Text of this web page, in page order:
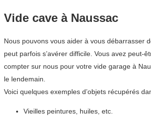
Vide cave à Naussac
Nous pouvons vous aider à vous débarrasser
peut parfois s’avérer difficile. Vous avez
compter sur nous pour votre vide garage à
le lendemain.
Voici quelques exemples d’objets récupérés
Vieilles peintures, huiles, etc.